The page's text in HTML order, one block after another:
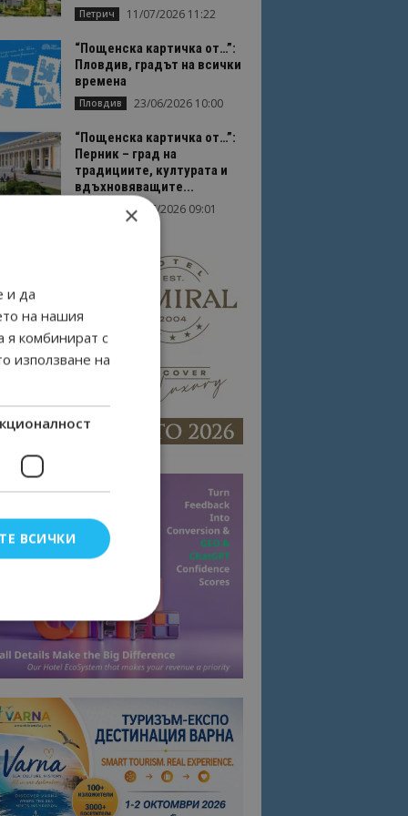
Петрич 11/07/2026 11:22
“Пощенска картичка от…”:
Пловдив, градът на всички
времена
Пловдив 23/06/2026 10:00
“Пощенска картичка от…”:
Перник – град на
традициите, културата и
вдъхновяващите...
17/06/2026 09:01
×
и да
на нашия
я комбинират с
използване на
ВСИЧКИ
влизане и
съгласието
на сайта.